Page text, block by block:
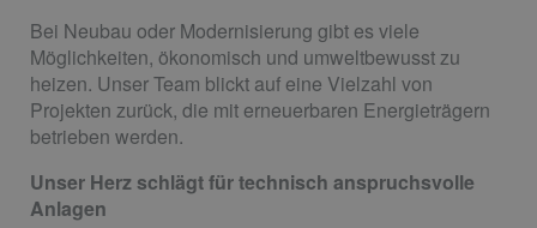
Bei Neubau oder Modernisierung gibt es viele
Möglichkeiten, ökonomisch und umweltbewusst zu
heizen. Unser Team blickt auf eine Vielzahl von
Projekten zurück, die mit erneuerbaren Energieträgern
betrieben werden.
Unser Herz schlägt für technisch anspruchsvolle
Anlagen